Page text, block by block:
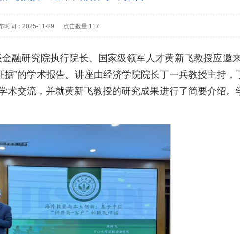
时间：2025-11-29 点击数量:117
融研究院执行院长、国家级领军人才黄新飞教授应邀
据”的学术报告。讲座由经济学院院长丁一兵教授主持，
术交流，并就黄新飞教授的研究成果进行了简要介绍。